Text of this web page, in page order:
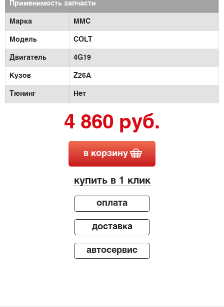
Применимость запчасти
Марка MMC
Модель COLT
Двигатель 4G19
Кузов Z26A
Тюнинг Нет
4 860 руб.
в корзину
купить в 1 клик
оплата
доставка
автосервис